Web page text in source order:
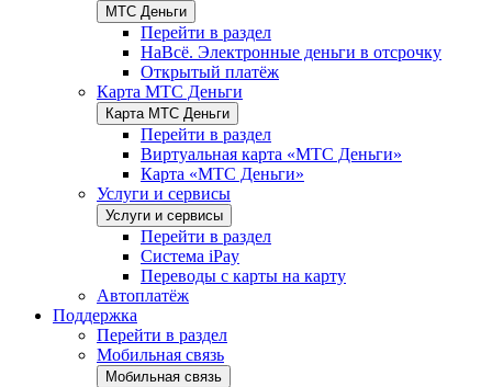
МТС Деньги
Перейти в раздел
НаВсё. Электронные деньги в отсрочку
Открытый платёж
Карта МТС Деньги
Карта МТС Деньги
Перейти в раздел
Виртуальная карта «МТС Деньги»
Карта «МТС Деньги»
Услуги и сервисы
Услуги и сервисы
Перейти в раздел
Система iPay
Переводы с карты на карту
Автоплатёж
Поддержка
Перейти в раздел
Мобильная связь
Мобильная связь